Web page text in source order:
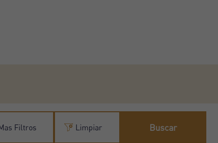
Filtros Limpiar Buscar